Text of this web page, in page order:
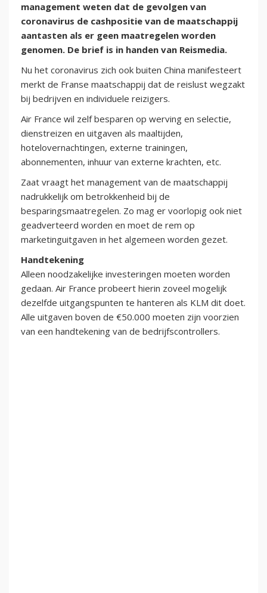
management weten dat de gevolgen van
coronavirus de cashpositie van de maatschappij
aantasten als er geen maatregelen worden
genomen. De brief is in handen van Reismedia.
Nu het coronavirus zich ook buiten China manifesteert
merkt de Franse maatschappij dat de reislust wegzakt
bij bedrijven en individuele reizigers.
Air France wil zelf besparen op werving en selectie,
dienstreizen en uitgaven als maaltijden,
hotelovernachtingen, externe trainingen,
abonnementen, inhuur van externe krachten, etc.
Zaat vraagt het management van de maatschappij
nadrukkelijk om betrokkenheid bij de
besparingsmaatregelen. Zo mag er voorlopig ook niet
geadverteerd worden en moet de rem op
marketinguitgaven in het algemeen worden gezet.
Handtekening
Alleen noodzakelijke investeringen moeten worden
gedaan. Air France probeert hierin zoveel mogelijk
dezelfde uitgangspunten te hanteren als KLM dit doet.
Alle uitgaven boven de €50.000 moeten zijn voorzien
van een handtekening van de bedrijfscontrollers.